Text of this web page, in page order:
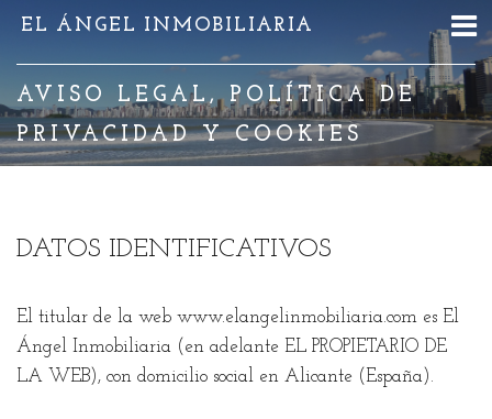
EL ÁNGEL INMOBILIARIA
AVISO LEGAL, POLÍTICA DE
PRIVACIDAD Y COOKIES
DATOS IDENTIFICATIVOS
El titular de la web www.elangelinmobiliaria.com es El
Ángel Inmobiliaria (en adelante EL PROPIETARIO DE
LA WEB), con domicilio social en Alicante (España).